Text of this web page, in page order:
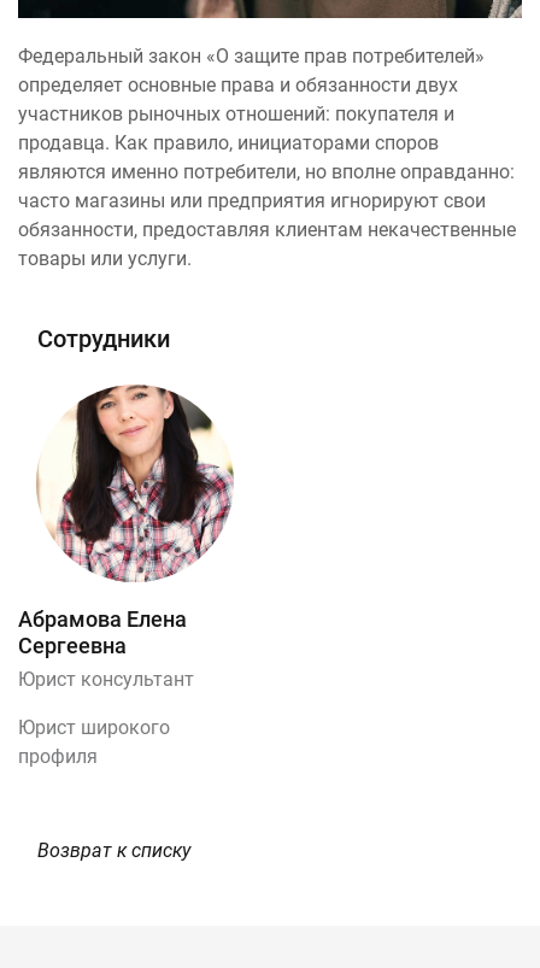
Федеральный закон «О защите прав потребителей»
определяет основные права и обязанности двух
участников рыночных отношений: покупателя и
продавца. Как правило, инициаторами споров
являются именно потребители, но вполне оправданно:
часто магазины или предприятия игнорируют свои
обязанности, предоставляя клиентам некачественные
товары или услуги.
Сотрудники
Абрамова Елена
Сергеевна
Юрист консультант
Юрист широкого
профиля
Возврат к списку